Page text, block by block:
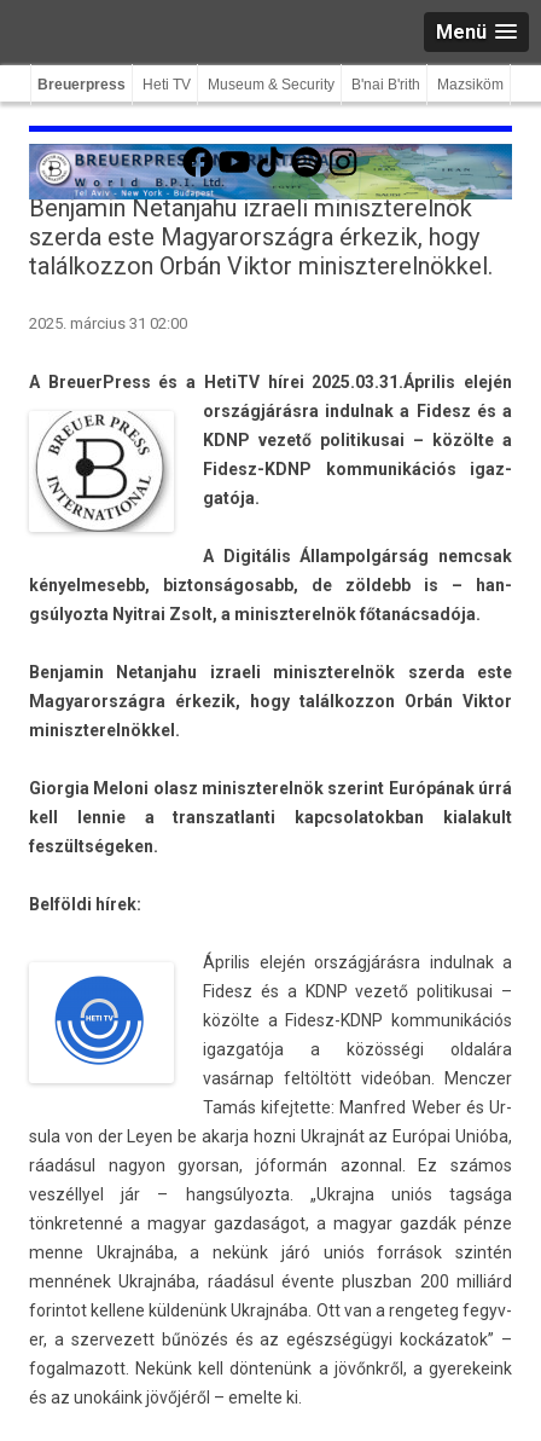
Menü
Breuerpress Heti TV Museum & Security B'nai B'rith Mazsiköm
Facebook
YouTube
TikTokSpotifyInstagram
Benjamin Netanjahu izraeli miniszterelnök
szerda este Magyarországra érkezik, hogy
találkozzon Orbán Viktor miniszterelnökkel.
2025. március 31 02:00
A BreuerPress és a HetiTV hírei 2025.03.31.Április elején
országjárásra in­dul­nak a Fidesz és a
KDNP vezető politikusai – közölte a
Fidesz-KDNP kom­munikációs igaz­
gatója.
A Digitális Állam­polgár­ság nemcsak
kényel­mesebb, bi­zton­ságosabb, de zöldebb is – han­
gsúlyoz­ta Nyit­rai Zsolt, a miniszterel­nök főtanácsadója.
Be­njamin Netan­jahu iz­raeli miniszterel­nök szer­da este
Magyarország­ra érkezik, hogy talál­kozzon Orbán Vik­tor
miniszterel­nökkel.
Gior­gia Meloni olasz miniszterel­nök szerint Európának úrrá
kell len­nie a trans­zat­lanti kapcsolatok­ban kialakult
feszültségeken.
Belföldi hírek:
Április elején országjárásra in­dul­nak a
Fidesz és a KDNP vezető politikusai –
közölte a Fidesz-KDNP kom­munikációs
igaz­gatója a közösségi oldalára
vasárnap feltöltött videóban. Mencz­er
Tamás kifej­tette: Man­fred Weber és Ur­
sula von der Leyen be akar­ja hozni Uk­rajnát az Európai Unióba,
ráadásul nagyon gyor­san, jóformán azonn­al. Ez számos
veszéllyel jár – han­gsúlyoz­ta. „Uk­rajna uniós tagsága
tönkretenné a magyar gaz­daságot, a magyar gazdák pénze
menne Uk­rajnába, a nekünk járó uniós források szintén
mennének Uk­rajnába, ráadásul évente pluszban 200 milliárd
forin­tot kel­lene küldenünk Uk­rajnába. Ott van a re­ngeteg fegyv­
er, a szer­vezett bűnözés és az egészségügyi kockázatok” –
fogal­mazott. Nekünk kell döntenünk a jövőnkről, a gyerekeink
és az unokáink jövőjéről – em­el­te ki.